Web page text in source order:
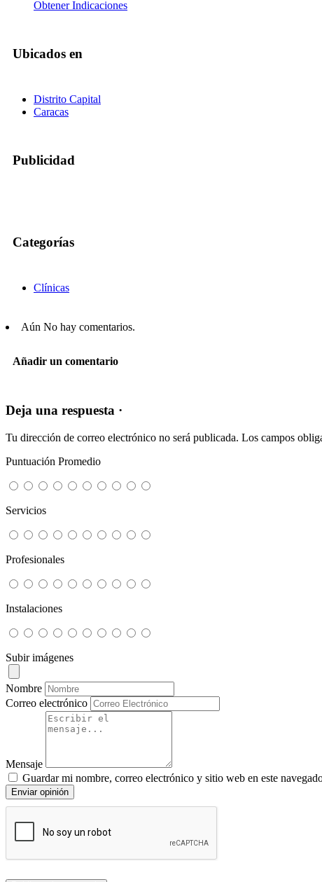
Obtener Indicaciones
Ubicados en
Distrito Capital
Caracas
Publicidad
Categorías
Clínicas
Aún No hay comentarios.
Añadir un comentario
Deja una respuesta ·
Tu dirección de correo electrónico no será publicada. Los campos
Puntuación Promedio
Servicios
Profesionales
Instalaciones
Subir imágenes
Nombre
Correo electrónico
Mensaje
Guardar mi nombre, correo electrónico y sitio web en este
Enviar opinión